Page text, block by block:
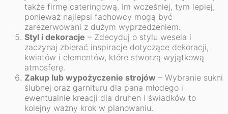
także firmę cateringową. Im wcześniej, tym lepiej,
ponieważ najlepsi fachowcy mogą być
zarezerwowani z dużym wyprzedzeniem.
Styl i dekoracje – Zdecyduj o stylu wesela i
zaczynaj zbierać inspiracje dotyczące dekoracji,
kwiatów i elementów, które stworzą wyjątkową
atmosferę.
Zakup lub wypożyczenie strojów – Wybranie sukni
ślubnej oraz garnituru dla pana młodego i
ewentualnie kreacji dla druhen i świadków to
kolejny ważny krok w planowaniu.